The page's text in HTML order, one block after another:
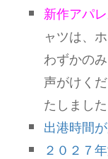
新作アパ
ャツは、
わずかの
声がけく
たしました
出港時間
２０２７